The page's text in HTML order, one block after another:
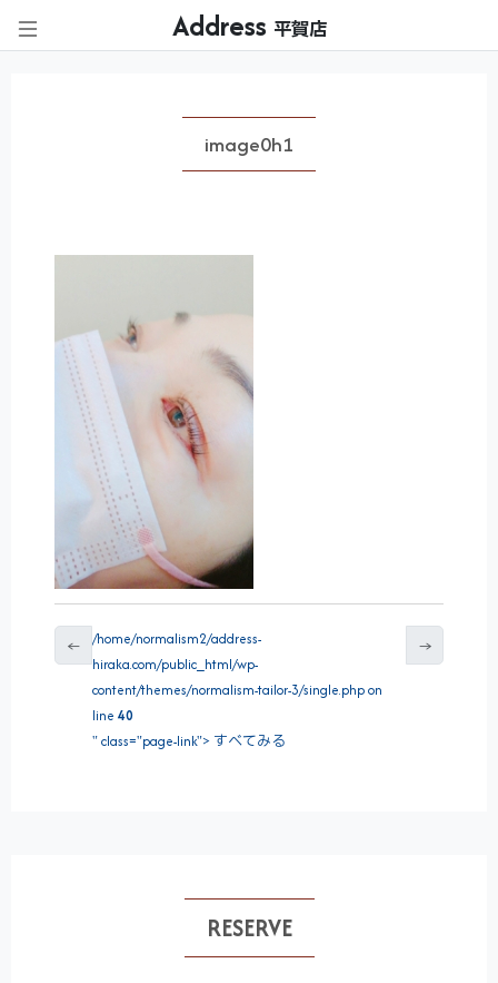
Address 平賀店
image0h1
←
/home/normalism2/address-
hiraka.com/public_html/wp-
content/themes/normalism-tailor-3/single.php on
line40
" class="page-link"> すべてみる
→
RESERVE